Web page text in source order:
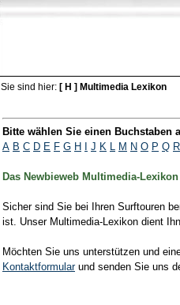
Sie sind hier: [ H ] Multimedia Lexikon
Bitte wählen Sie einen Buchstaben
A B C D E F G H J K L M N O P Q R
Das Newbieweb Multimedia-
Sicher sind Sie bei Ihren Surftouren
ist. Unser Multimedia-Lexikon dient
Möchten Sie uns unterstützen und
Kontaktformularund senden Sie uns